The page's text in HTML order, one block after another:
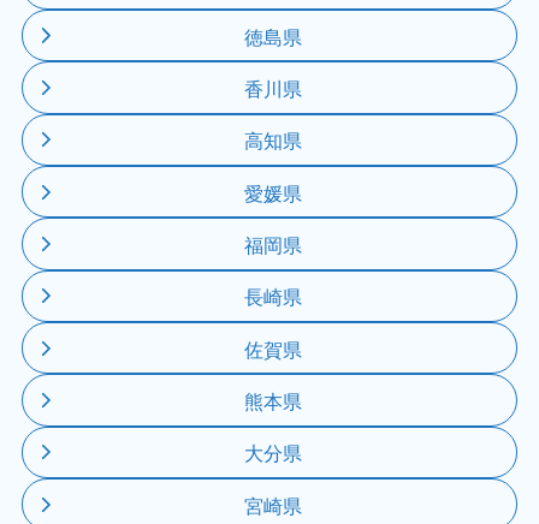
徳島県
香川県
高知県
愛媛県
福岡県
長崎県
佐賀県
熊本県
大分県
宮崎県